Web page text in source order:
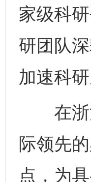
家级科
研团队
加速科
在浙江
际领先
点，为